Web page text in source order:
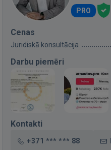
PRO
Cenas
Juridiskā konsultācija
Darbu piemēri
Kontakti
+371 *** *** 88